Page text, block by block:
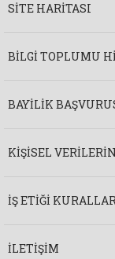
SITE HARITASI
BILGI TOPLUMU
BAYILIK
KIŞISEL
İŞ ETIĞI
İLETIŞIM